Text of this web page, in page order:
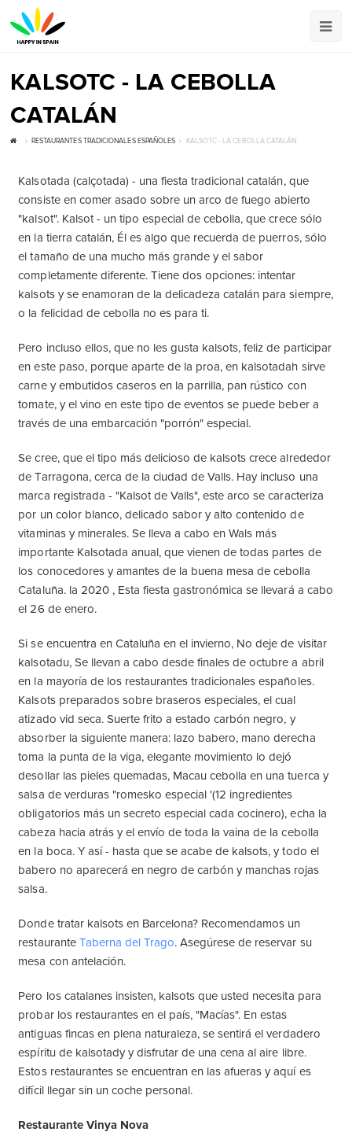
KALSOTC - LA CEBOLLA
CATALÁN
RESTAURANTES TRADICIONALES ESPAÑOLES KALSOTC - LA CEBOLLA CATALÁN
Kalsotada (calçotada) - una fiesta tradicional catalán, que
consiste en comer asado sobre un arco de fuego abierto
"kalsot". Kalsot - un tipo especial de cebolla, que crece sólo
en la tierra catalán, Él es algo que recuerda de puerros, sólo
el tamaño de una mucho más grande y el sabor
completamente diferente. Tiene dos opciones: intentar
kalsots y se enamoran de la delicadeza catalán para siempre,
o la felicidad de cebolla no es para ti.
Pero incluso ellos, que no les gusta kalsots, feliz de participar
en este paso, porque aparte de la proa, en kalsotadah sirve
carne y embutidos caseros en la parrilla, pan rústico con
tomate, y el vino en este tipo de eventos se puede beber a
través de una embarcación "porrón" especial.
Se cree, que el tipo más delicioso de kalsots crece alrededor
de Tarragona, cerca de la ciudad de Valls. Hay incluso una
marca registrada - "Kalsot de Valls", este arco se caracteriza
por un color blanco, delicado sabor y alto contenido de
vitaminas y minerales. Se lleva a cabo en Wals más
importante Kalsotada anual, que vienen de todas partes de
los conocedores y amantes de la buena mesa de cebolla
Cataluña. la 2020 , Esta fiesta gastronómica se llevará a cabo
el 26 de enero.
Si se encuentra en Cataluña en el invierno, No deje de visitar
kalsotadu, Se llevan a cabo desde finales de octubre a abril
en la mayoría de los restaurantes tradicionales españoles.
Kalsots preparados sobre braseros especiales, el cual
atizado vid seca. Suerte frito a estado carbón negro, y
absorber la siguiente manera: lazo babero, mano derecha
toma la punta de la viga, elegante movimiento lo dejó
desollar las pieles quemadas, Macau cebolla en una tuerca y
salsa de verduras "romesko especial '(12 ingredientes
obligatorios más un secreto especial cada cocinero), echa la
cabeza hacia atrás y el envío de toda la vaina de la cebolla
en la boca. Y así - hasta que se acabe de kalsots, y todo el
babero no aparecerá en negro de carbón y manchas rojas
salsa.
Donde tratar kalsots en Barcelona? Recomendamos un
restaurante Taberna del Trago. Asegúrese de reservar su
mesa con antelación.
Pero los catalanes insisten, kalsots que usted necesita para
probar los restaurantes en el país, "Macías". En estas
antiguas fincas en plena naturaleza, se sentirá el verdadero
espíritu de kalsotady y disfrutar de una cena al aire libre.
Estos restaurantes se encuentran en las afueras y aquí es
difícil llegar sin un coche personal.
Restaurante Vinya Nova